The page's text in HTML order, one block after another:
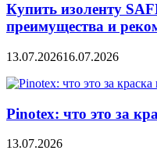
Купить изоленту
преимущества и
13.07.202616.07.2026
Pinotex: что это за
13.07.2026